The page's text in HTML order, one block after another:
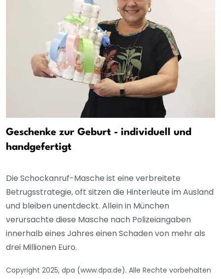
Geschenke zur Geburt - individuell und
handgefertigt
Die Schockanruf-Masche ist eine verbreitete
Betrugsstrategie, oft sitzen die Hinterleute im Ausland
und bleiben unentdeckt. Allein in München
verursachte diese Masche nach Polizeiangaben
innerhalb eines Jahres einen Schaden von mehr als
drei Millionen Euro.
Copyright 2025, dpa (www.dpa.de). Alle Rechte vorbehalten